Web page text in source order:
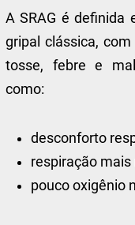
A SRAG é definida
gripal clássica,
tosse, febre e
como:
desconforto
respiração mais
pouco oxigênio